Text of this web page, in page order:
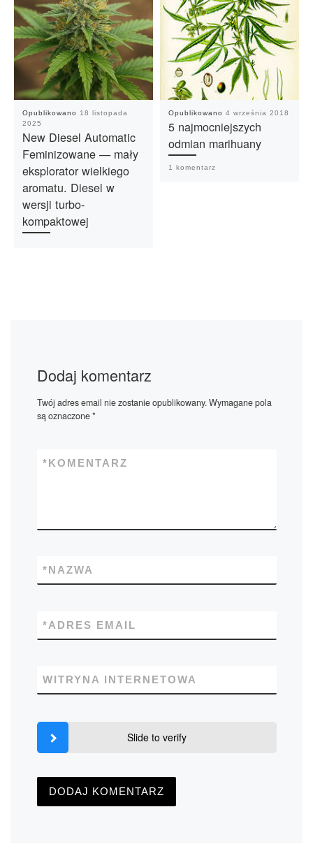
Opublikowano
18 listopada
2025
New Diesel Automatic
Feminizowane — mały
eksplorator wielkiego
aromatu. Diesel w
wersji turbo-
kompaktowej
Opublikowano 4 września 2018
5 najmocniejszych
odmian marihuany
1 komentarz
Dodaj komentarz
Twój adres email nie zostanie opublikowany.Wymagane pola
są oznaczone*
KOMENTARZ
*
NAZWA
*
ADRES EMAIL
*
WITRYNA INTERNETOWA
Slide to verify